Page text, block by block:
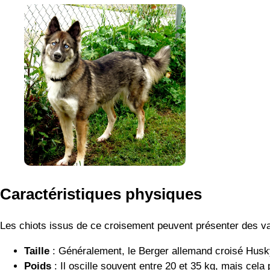
Caractéristiques physiques
Les chiots issus de ce croisement peuvent présenter des
Taille : Généralement, le Berger allemand croisé
Poids : Il oscille souvent entre 20 et 35 kg, mais